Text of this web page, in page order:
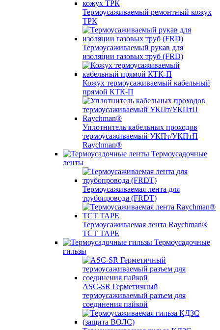
Термоусаживаемый ремонтный кожух
ТРК
Термоусаживаемый рукав для
изоляции газовых труб (FRD)
Кожух термоусаживаемый кабельный
прямой КТК-П
Уплотнитель кабельных проходов
термоусаживаемый УКПт/УКПтП
Raychman®
Термоусадочные
ленты
Термоусаживаемая лента для
трубопровода (FRDT)
Термоусаживаемая лента Raychman®
TCT TAPE
Термоусадочные
гильзы
ASC‐SR Герметичный
термоусаживаемый разъем для
соединения пайкой